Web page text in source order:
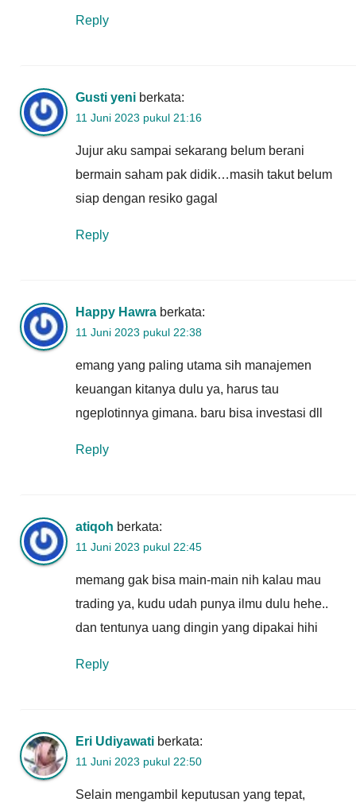
Reply
Gusti yeni berkata:
11 Juni 2023 pukul 21:16
Jujur aku sampai sekarang belum berani
bermain saham pak didik…masih takut belum
siap dengan resiko gagal
Reply
Happy Hawra berkata:
11 Juni 2023 pukul 22:38
emang yang paling utama sih manajemen
keuangan kitanya dulu ya, harus tau
ngeplotinnya gimana. baru bisa investasi dll
Reply
atiqoh berkata:
11 Juni 2023 pukul 22:45
memang gak bisa main-main nih kalau mau
trading ya, kudu udah punya ilmu dulu hehe..
dan tentunya uang dingin yang dipakai hihi
Reply
Eri Udiyawati berkata:
11 Juni 2023 pukul 22:50
Selain mengambil keputusan yang tepat,